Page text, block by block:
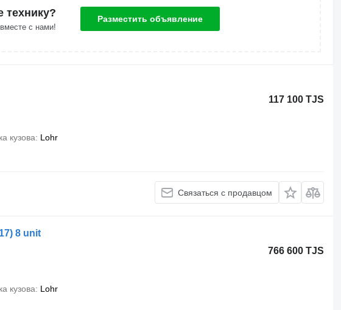
технику?
с нами!
Разместить объявление
117 100 TJS
кузова Lohr
Связаться с продавцом
8 unit
766 600 TJS
кузова Lohr